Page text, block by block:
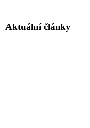
Aktuální články